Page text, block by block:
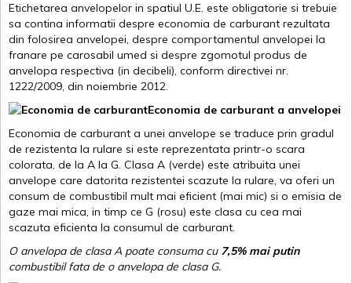
Etichetarea anvelopelor in spatiul U.E. este obligatorie si trebuie
sa contina informatii despre economia de carburant rezultata
din folosirea anvelopei, despre comportamentul anvelopei la
franare pe carosabil umed si despre zgomotul produs de
anvelopa respectiva (in decibeli), conform directivei nr.
1222/2009, din noiembrie 2012.
Economia de carburant a anvelopei
Economia de carburant a unei anvelope se traduce prin gradul
de rezistenta la rulare si este reprezentata printr-o scara
colorata, de la A la G. Clasa A (verde) este atribuita unei
anvelope care datorita rezistentei scazute la rulare, va oferi un
consum de combustibil mult mai eficient (mai mic) si o emisia de
gaze mai mica, in timp ce G (rosu) este clasa cu cea mai
scazuta eficienta la consumul de carburant.
O anvelopa de clasa A poate consuma cu 7,5% mai putin
combustibil fata de o anvelopa de clasa G.